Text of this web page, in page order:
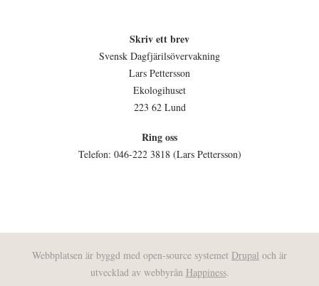
Skriv ett brev
Svensk Dagfjärilsövervakning
Lars Pettersson
Ekologihuset
223 62 Lund
Ring oss
Telefon: 046-222 3818 (Lars Pettersson)
Webbplatsen är byggd med open-source systemet Drupal och är
utvecklad av webbyrån Happiness.